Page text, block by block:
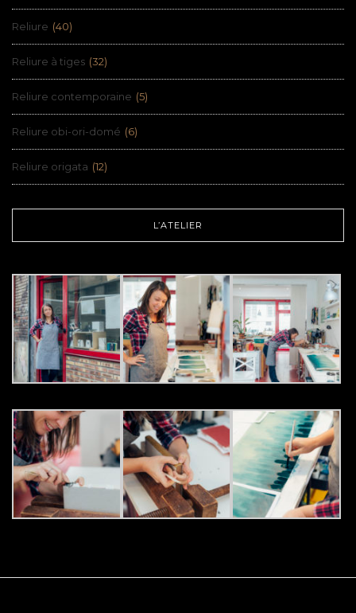
Reliure (40)
Reliure à tiges (32)
Reliure contemporaine (5)
Reliure obi-ori-domé (6)
Reliure origata (12)
L’ATELIER